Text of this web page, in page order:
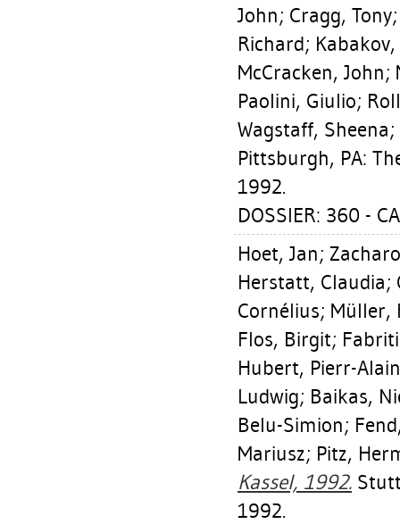
John; Cragg, Tony
Richard;
McCracken, John;
Paolini, Giulio;
Wagstaff, Sheena;
Pittsburgh, PA:
1992.
DOSSIER: 360 -
Hoet, Jan;
Herstatt, Claudia;
Cornélius; Müller,
Flos, Birgit;
Hubert, Pierr-Alain
Ludwig; Baikas,
Belu-Simion;
Mariusz; Pitz,
Kassel, 1992.
1992.